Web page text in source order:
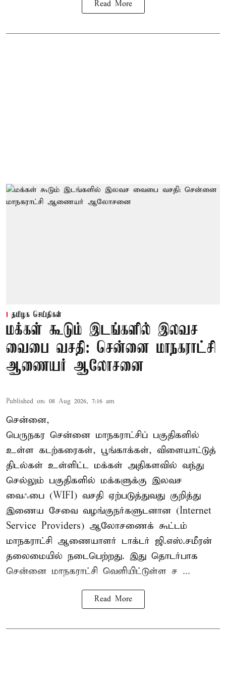
Read More
தமிழக செய்திகள்
மக்கள் கூடும் இடங்களில் இலவச
வைபை வசதி: சென்னை மாநகராட்சி
ஆணையர் ஆலோசனை
Published on: 08 Aug 2026, 7:16 am
சென்னை,
பெருநகர சென்னை மாநகராட்சிப் பகுதிகளில்
உள்ள கடற்கரைகள், பூங்காக்கள், விளையாட்டுத்
திடல்கள் உள்ளிட்ட மக்கள் அதிகளவில் வந்து
செல்லும் பகுதிகளில் மக்களுக்கு இலவச
வைஃபை (WIFI) வசதி ஏற்படுத்துவது குறித்து
இணைய சேவை வழங்குநர்களுடனான (Internet
Service Providers) ஆலோசணைக் கூட்டம்
மாநகராட்சி ஆணையாளர் டாக்டர் ஜி.எஸ்.சமீரன்
தலைமையில் நடைபெற்றது. இது தொடர்பாக
சென்னை மாநகராட்சி வெளியிட்டுள்ள ச ...
Read More